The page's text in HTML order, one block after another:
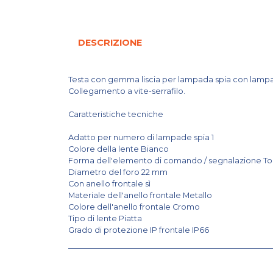
DESCRIZIONE
Testa con gemma liscia per lampada spia con
Collegamento a vite-serrafilo.
Caratteristiche tecniche
Adatto per numero di lampade spia 1
Colore della lente Bianco
Forma dell'elemento di comando / segnalazione
Diametro del foro 22 mm
Con anello frontale sì
Materiale dell'anello frontale Metallo
Colore dell'anello frontale Cromo
Tipo di lente Piatta
Grado di protezione IP frontale IP66